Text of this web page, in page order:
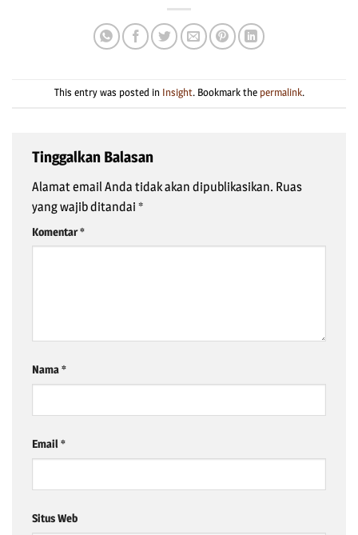
This entry was posted in Insight. Bookmark the permalink.
Tinggalkan Balasan
Alamat email Anda tidak akan dipublikasikan. Ruas
yang wajib ditandai *
Komentar*
Nama*
Email *
Situs Web